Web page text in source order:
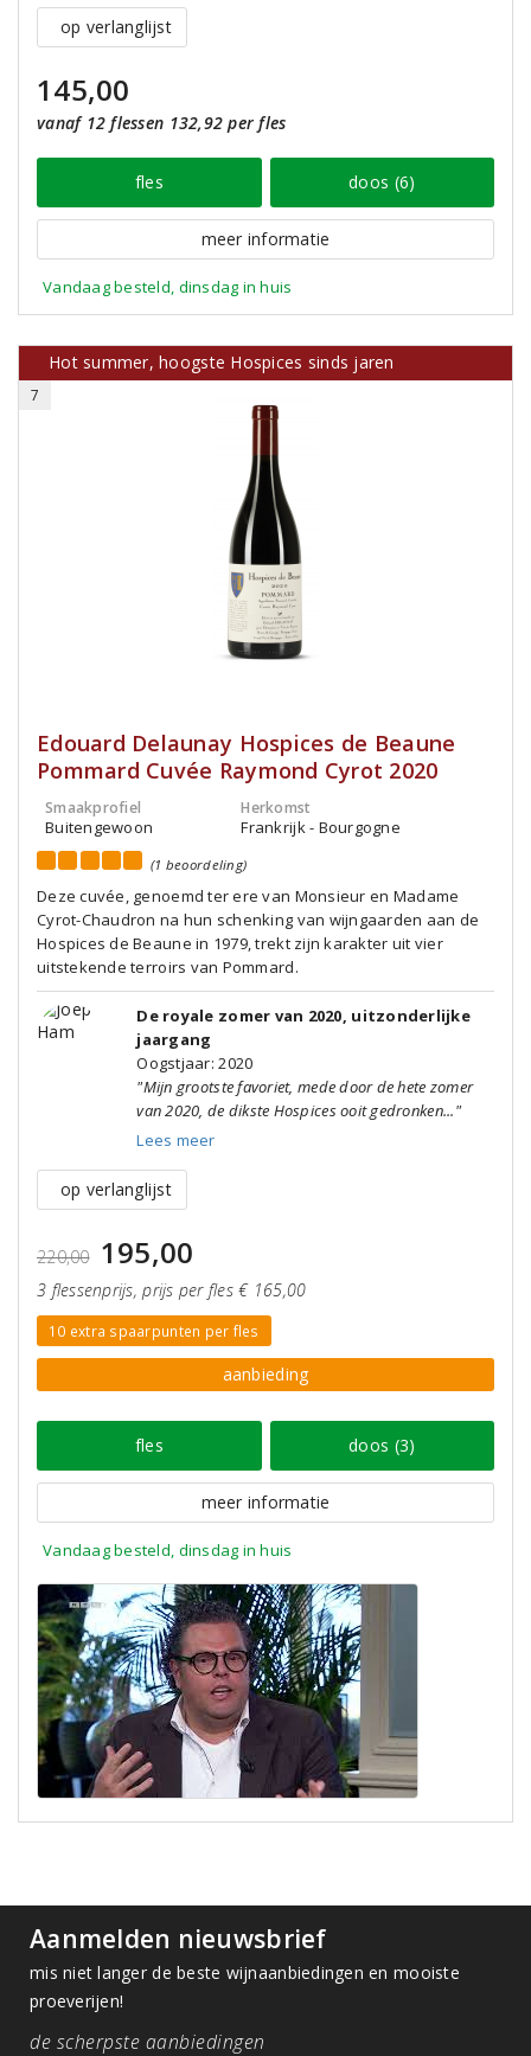
op verlanglijst
145,00
vanaf 12 flessen 132,92 per fles
fles doos (6)
meer informatie
Vandaag besteld, dinsdag in huis
Hot summer, hoogste Hospices sinds jaren
7
Edouard Delaunay Hospices de Beaune
Pommard Cuvée Raymond Cyrot 2020
Smaakprofiel
Buitengewoon
Herkomst
Frankrijk - Bourgogne
(1 beoordeling)
Deze cuvée, genoemd ter ere van Monsieur en Madame
Cyrot-Chaudron na hun schenking van wijngaarden aan de
Hospices de Beaune in 1979, trekt zijn karakter uit vier
uitstekende terroirs van Pommard.
De royale zomer van 2020, uitzonderlijke
jaargang
Oogstjaar: 2020
"Mijn grootste favoriet, mede door de hete zomer
van 2020, de dikste Hospices ooit gedronken..."
Lees meer
op verlanglijst
220,00 195,00
3 flessenprijs, prijs per fles € 165,00
10 extra spaarpunten per fles
aanbieding
fles doos (3)
meer informatie
Vandaag besteld, dinsdag in huis
Aanmelden nieuwsbrief
mis niet langer de beste wijnaanbiedingen en mooiste
proeverijen!
de scherpste aanbiedingen